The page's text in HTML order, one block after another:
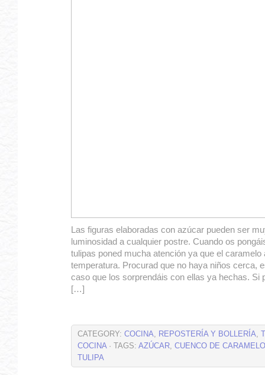
Las figuras elaboradas con azúcar pueden ser
luminosidad a cualquier postre. Cuando os
tulipas poned mucha atención ya que el caramelo
temperatura. Procurad que no haya niños cerca,
caso que los sorprendáis con ellas ya hechas. Si
[…]
CATEGORY: COCINA, REPOSTERÍA Y BOLLERÍA,
COCINA· TAGS: AZÚCAR, CUENCO DE CARAMELO
TULIPA